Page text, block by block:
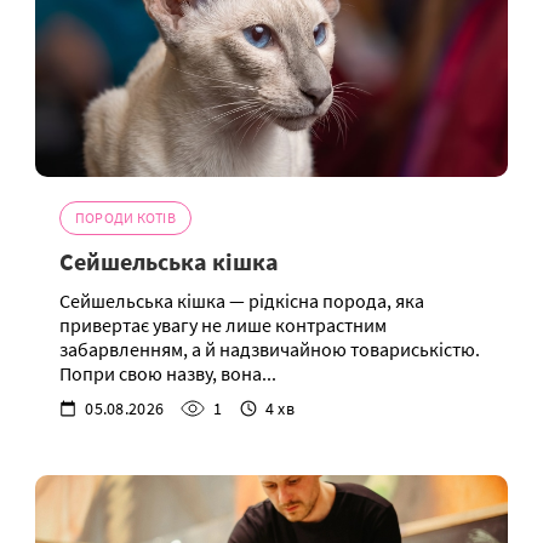
ПОРОДИ КОТІВ
Сейшельська кішка
Сейшельська кішка — рідкісна порода, яка
привертає увагу не лише контрастним
забарвленням, а й надзвичайною товариськістю.
Попри свою назву, вона...
05.08.2026 1 4 хв